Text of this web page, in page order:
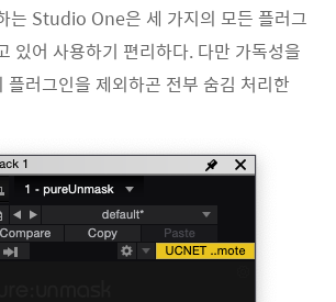
는 Studio One은 세 가지의 모든 플러그
있어 사용하기 편리하다. 다만 가독성을
플러그인을 제외하곤 전부 숨김 처리한